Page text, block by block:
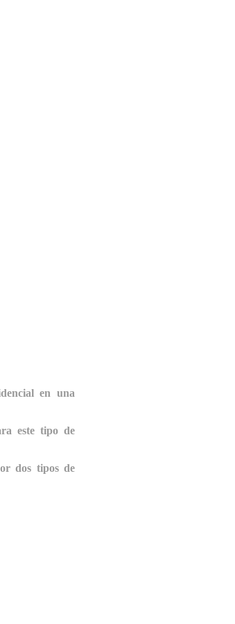
en una
este tipo de
dos tipos de